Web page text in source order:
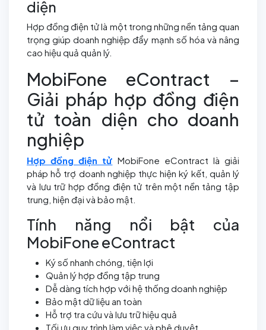
diện
Hợp đồng điện tử là một trong những nền tảng quan
trọng giúp doanh nghiệp đẩy mạnh số hóa và nâng
cao hiệu quả quản lý.
MobiFone eContract –
Giải pháp hợp đồng điện
tử toàn diện cho doanh
nghiệp
Hợp đồng điện tử MobiFone eContract là giải
pháp hỗ trợ doanh nghiệp thực hiện ký kết, quản lý
và lưu trữ hợp đồng điện tử trên một nền tảng tập
trung, hiện đại và bảo mật.
Tính năng nổi bật của
MobiFone eContract
Ký số nhanh chóng, tiện lợi
Quản lý hợp đồng tập trung
Dễ dàng tích hợp với hệ thống doanh nghiệp
Bảo mật dữ liệu an toàn
Hỗ trợ tra cứu và lưu trữ hiệu quả
Tối ưu quy trình làm việc và phê duyệt